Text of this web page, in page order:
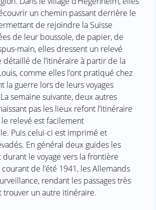
un chemin passant derrière le
de rejoindre la Suisse
de leur boussole, de papier, de
main, elles dressent un relevé
de l’itinéraire à partir de la
comme elles l’ont pratiqué chez
la guerre lors de leurs voyages
semaine suivante, deux autres
pas les lieux refont l’itinéraire
relevé est facilement
Puis celui-ci est imprimé et
En général deux guides les
le voyage vers la frontière
de l’été 1941, les Allemands
rendant les passages très
trouver un autre itinéraire.